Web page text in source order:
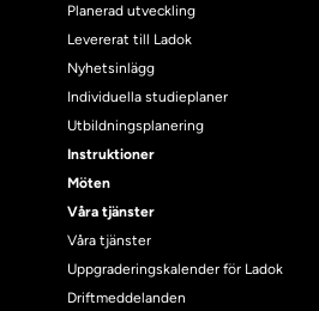
Planerad utveckling
Levererat till Ladok
Nyhetsinlägg
Individuella studieplaner
Utbildningsplanering
Instruktioner
Möten
Våra tjänster
Våra tjänster
Uppgraderingskalender för Ladok
Driftmeddelanden